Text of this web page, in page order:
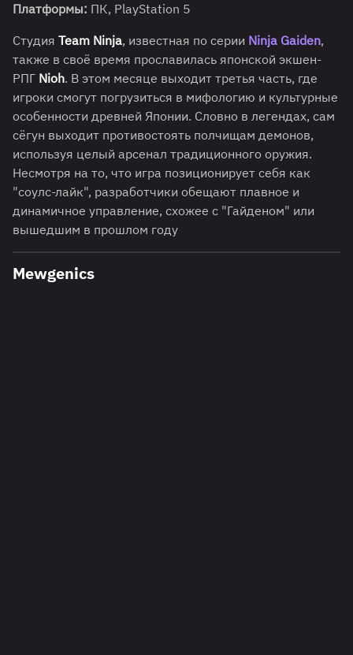
Платформы: ПК, PlayStation 5
Студия Team Ninja, известная по серии Ninja Gaiden,
также в своё время прославилась японской экшен-
РПГ Nioh. В этом месяце выходит третья часть, где
игроки смогут погрузиться в мифологию и культурные
особенности древней Японии. Словно в легендах, сам
сёгун выходит противостоять полчищам демонов,
используя целый арсенал традиционного оружия.
Несмотря на то, что игра позиционирует себя как
"соулс-лайк", разработчики обещают плавное и
динамичное управление, схожее с "Гайденом" или
вышедшим в прошлом году
Mewgenics